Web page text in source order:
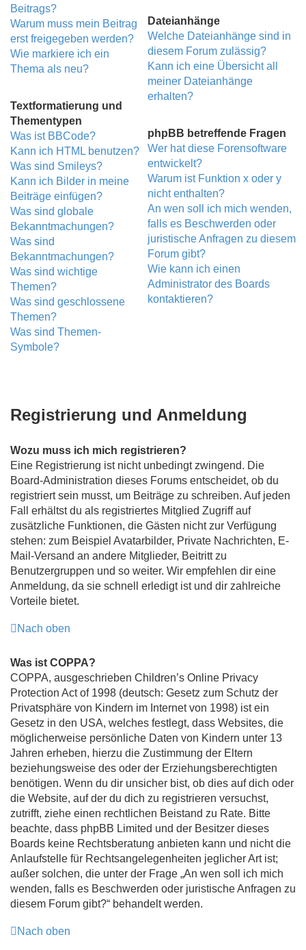
Beitrags?
Warum muss mein Beitrag
erst freigegeben werden?
Wie markiere ich ein
Thema als neu?
Textformatierung und
Thementypen
Was ist BBCode?
Kann ich HTML benutzen?
Was sind Smileys?
Kann ich Bilder in meine
Beiträge einfügen?
Was sind globale
Bekanntmachungen?
Was sind
Bekanntmachungen?
Was sind wichtige
Themen?
Was sind geschlossene
Themen?
Was sind Themen-
Symbole?
Dateianhänge
Welche Dateianhänge sind in
diesem Forum zulässig?
Kann ich eine Übersicht all
meiner Dateianhänge
erhalten?
phpBB betreffende Fragen
Wer hat diese Forensoftware
entwickelt?
Warum ist Funktion x oder y
nicht enthalten?
An wen soll ich mich wenden,
falls es Beschwerden oder
juristische Anfragen zu diesem
Forum gibt?
Wie kann ich einen
Administrator des Boards
kontaktieren?
Registrierung und Anmeldung
Wozu muss ich mich registrieren?
Eine Registrierung ist nicht unbedingt zwingend. Die
Board-Administration dieses Forums entscheidet, ob du
registriert sein musst, um Beiträge zu schreiben. Auf jeden
Fall erhältst du als registriertes Mitglied Zugriff auf
zusätzliche Funktionen, die Gästen nicht zur Verfügung
stehen: zum Beispiel Avatarbilder, Private Nachrichten, E-
Mail-Versand an andere Mitglieder, Beitritt zu
Benutzergruppen und so weiter. Wir empfehlen dir eine
Anmeldung, da sie schnell erledigt ist und dir zahlreiche
Vorteile bietet.
Nach oben
Was ist COPPA?
COPPA, ausgeschrieben Children’s Online Privacy
Protection Act of 1998 (deutsch: Gesetz zum Schutz der
Privatsphäre von Kindern im Internet von 1998) ist ein
Gesetz in den USA, welches festlegt, dass Websites, die
möglicherweise persönliche Daten von Kindern unter 13
Jahren erheben, hierzu die Zustimmung der Eltern
beziehungsweise des oder der Erziehungsberechtigten
benötigen. Wenn du dir unsicher bist, ob dies auf dich oder
die Website, auf der du dich zu registrieren versuchst,
zutrifft, ziehe einen rechtlichen Beistand zu Rate. Bitte
beachte, dass phpBB Limited und der Besitzer dieses
Boards keine Rechtsberatung anbieten kann und nicht die
Anlaufstelle für Rechtsangelegenheiten jeglicher Art ist;
außer solchen, die unter der Frage „An wen soll ich mich
wenden, falls es Beschwerden oder juristische Anfragen zu
diesem Forum gibt?“ behandelt werden.
Nach oben